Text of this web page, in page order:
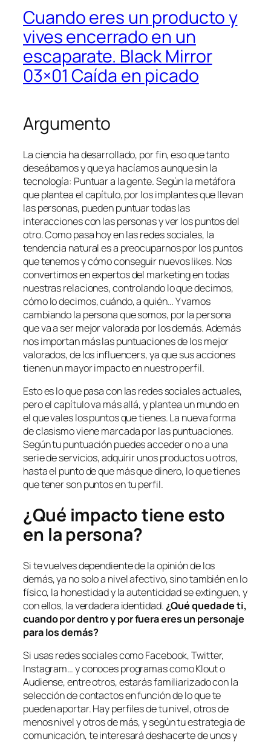
Cuando eres un producto y
vives encerrado en un
escaparate. Black Mirror
03×01 Caída en picado
Argumento
La ciencia ha desarrollado, por fin, eso que tanto
deseábamos y que ya hacíamos aunque sin la
tecnología: Puntuar a la gente. Según la metáfora
que plantea el capítulo, por los implantes que llevan
las personas, pueden puntuar todas las
interacciones con las personas y ver los puntos del
otro. Como pasa hoy en las redes sociales, la
tendencia natural es a preocuparnos por los puntos
que tenemos y cómo conseguir nuevos likes. Nos
convertimos en expertos del marketing en todas
nuestras relaciones, controlando lo que decimos,
cómo lo decimos, cuándo, a quién… Y vamos
cambiando la persona que somos, por la persona
que va a ser mejor valorada por los demás. Además
nos importan más las puntuaciones de los mejor
valorados, de los influencers, ya que sus acciones
tienen un mayor impacto en nuestro perfil.
Esto es lo que pasa con las redes sociales actuales,
pero el capítulo va más allá, y plantea un mundo en
el que vales los puntos que tienes. La nueva forma
de clasismo viene marcada por las puntuaciones.
Según tu puntuación puedes acceder o no a una
serie de servicios, adquirir unos productos u otros,
hasta el punto de que más que dinero, lo que tienes
que tener son puntos en tu perfil.
¿Qué impacto tiene esto
en la persona?
Si te vuelves dependiente de la opinión de los
demás, ya no solo a nivel afectivo, sino también en lo
físico, la honestidad y la autenticidad se extinguen, y
con ellos, la verdadera identidad.¿Qué queda de ti,
cuando por dentro y por fuera eres un personaje
para los demás?
Si usas redes sociales como Facebook, Twitter,
Instagram… y conoces programas como Klout o
Audiense, entre otros, estarás familiarizado con la
selección de contactos en función de lo que te
pueden aportar. Hay perfiles de tu nivel, otros de
menos nivel y otros de más, y según tu estrategia de
comunicación, te interesará deshacerte de unos y